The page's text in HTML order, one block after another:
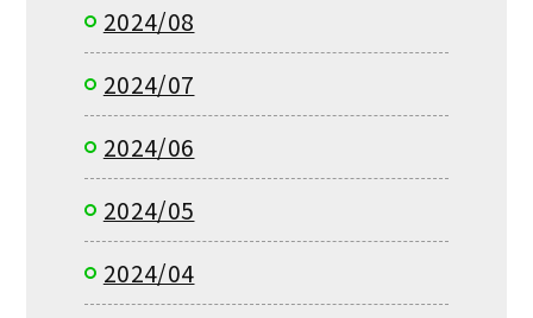
2024/08
2024/07
2024/06
2024/05
2024/04